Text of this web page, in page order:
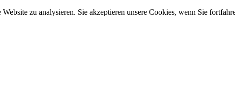
zu analysieren. Sie akzeptieren unsere Cookies, wenn Sie